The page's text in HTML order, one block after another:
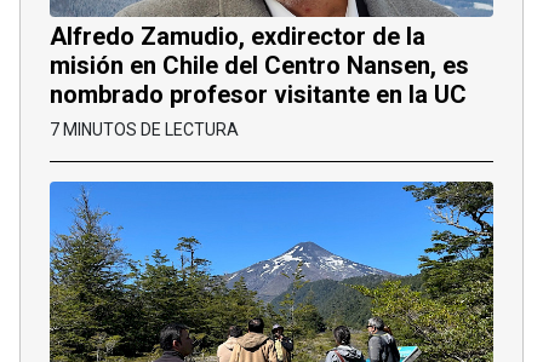
Alfredo Zamudio, exdirector de la
misión en Chile del Centro Nansen, es
nombrado profesor visitante en la UC
7 MINUTOS DE LECTURA